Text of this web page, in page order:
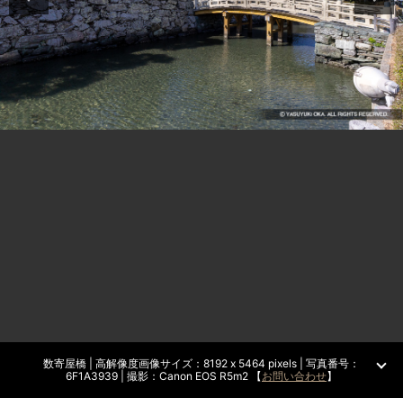
数寄屋橋 | 高解像度画像サイズ：8192 x 5464 pixels | 写真番号：
6F1A3939 | 撮影：Canon EOS R5m2 【お問い合わせ】